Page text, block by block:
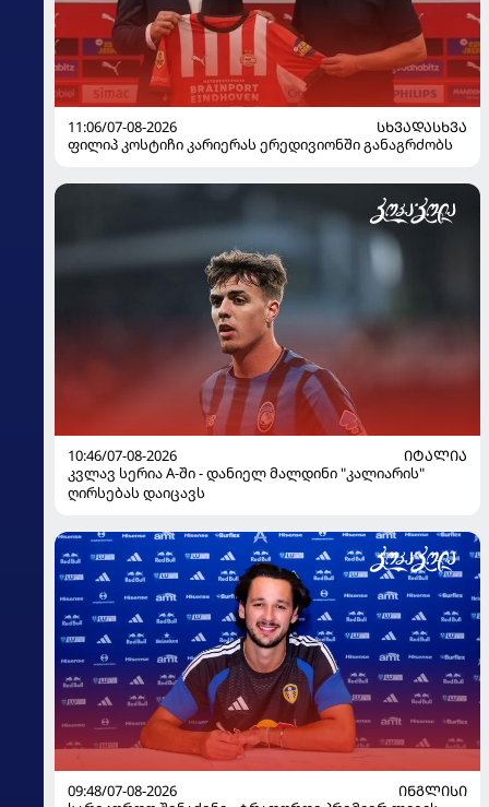
11:06/07-08-2026
ᲡᲮᲕᲐᲓᲐᲡᲮᲕᲐ
ფილიპ კოსტიჩი კარიერას ერედივიონში განაგრძობს
10:46/07-08-2026
ᲘᲢᲐᲚᲘᲐ
კვლავ სერია A-ში - დანიელ მალდინი "კალიარის"
ღირსებას დაიცავს
09:48/07-08-2026
ᲘᲜᲒᲚᲘᲡᲘ